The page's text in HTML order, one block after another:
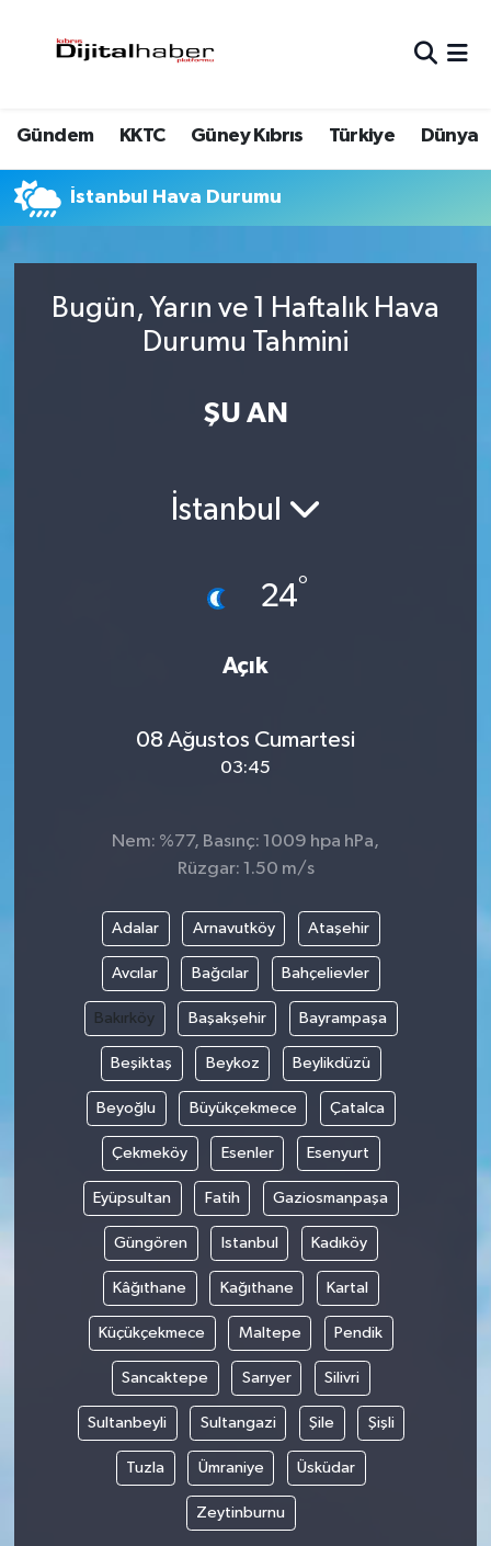
Gündem KKTC Güney Kıbrıs Türkiye Dünya
İstanbul Hava Durumu
Bugün, Yarın ve 1 Haftalık Hava
Durumu Tahmini
ŞU AN
İstanbul
24°
Açık
08 Ağustos Cumartesi
03:45
Nem: %77, Basınç: 1009 hpa hPa,
Rüzgar: 1.50 m/s
Adalar Arnavutköy Ataşehir
Avcılar Bağcılar Bahçelievler
Bakırköy Başakşehir Bayrampaşa
Beşiktaş Beykoz Beylikdüzü
Beyoğlu Büyükçekmece Çatalca
Çekmeköy Esenler Esenyurt
Eyüpsultan Fatih Gaziosmanpaşa
Güngören Istanbul Kadıköy
Kâğıthane Kağıthane Kartal
Küçükçekmece Maltepe Pendik
Sancaktepe Sarıyer Silivri
Sultanbeyli Sultangazi Şile Şişli
Tuzla Ümraniye Üsküdar
Zeytinburnu
Trafik Durumu
Süper Lig Puan Durumu ve Fikstür
Son Dakika Haberleri